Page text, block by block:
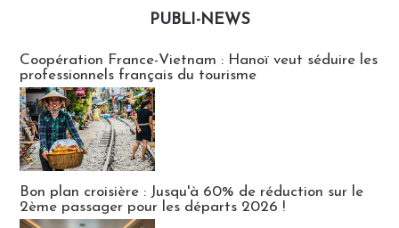
PUBLI-NEWS
Coopération France-Vietnam : Hanoï veut séduire les
professionnels français du tourisme
Bon plan croisière : Jusqu'à 60% de réduction sur le
2ème passager pour les départs 2026 !